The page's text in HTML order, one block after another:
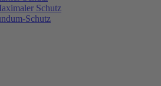
Schutz
Schutz